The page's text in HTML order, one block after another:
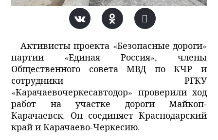
Активисты проекта «Безопасные дороги»
партии «Единая Россия», члены
Общественного совета МВД по КЧР и
сотрудники РГКУ
«Карачаевочеркесавтодор» проверили ход
работ на участке дороги Майкоп-
Карачаевск. Он соединяет Краснодарский
край и Карачаево-Черкесию.